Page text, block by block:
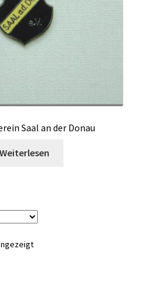
Saal an der Donau
Weiterlesen